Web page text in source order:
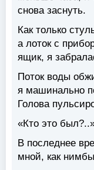
снова заснуть.
Как только
а лоток с
ящик, я
Поток воды
я машинально
Голова
«Кто это
В последнее
мной, как